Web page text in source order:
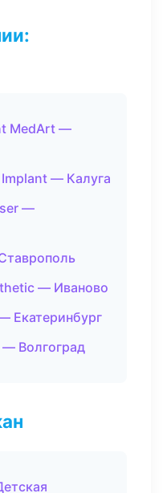
MedArt —
— Калуга
—
— Иваново
Екатеринбург
Волгоград